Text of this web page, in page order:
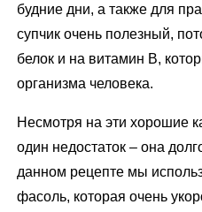
будние дни, а также для
супчик очень полезный,
белок и на витамин В,
организма человека.
Несмотря на эти хорошие
один недостаток – она
данном рецепте мы
фасоль, которая очень